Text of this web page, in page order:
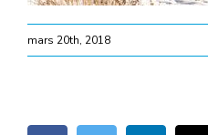
mars 20th, 2018